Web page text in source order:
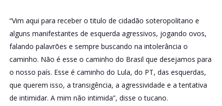
“Vim aqui para receber o titulo de cidadão soteropolitano e
alguns manifestantes de esquerda agressivos, jogando ovos,
falando palavrões e sempre buscando na intolerância o
caminho. Não é esse o caminho do Brasil que desejamos para
o nosso país. Esse é caminho do Lula, do PT, das esquerdas,
que querem isso, a transigência, a agressividade e a tentativa
de intimidar. A mim não intimida”, disse o tucano.